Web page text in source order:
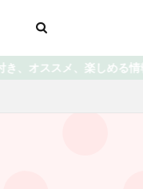
⭐️ どうぞよろしくお願